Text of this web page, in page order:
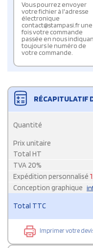
Vous pourrez envoyer
votre fichier à l'adresse
électronique
contact@stampasi.fr une
fois votre commande
passée en nous
toujours le numéro de
votre commande.
RÉCAPITULATIF
Quantité
Prix unitaire
Total HT
TVA 20%
Expédition personnalisé
Conception graphique
Total TTC
Imprimer votre